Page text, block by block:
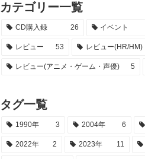
カテゴリー一覧
CD購入録 26 イベント
レビュー 53 レビュー(HR/HM)
レビュー(アニメ・ゲーム・声優) 5
タグ一覧
1990年 3 2004年 6
2022年 2 2023年 11